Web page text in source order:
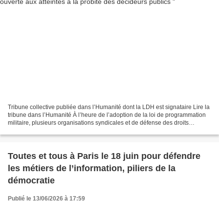
Tribune collective publiée dans l’Humanité dont la LDH est signataire Lire la
tribune dans l’Humanité À l’heure de l’adoption de la loi de programmation
militaire, plusieurs organisations syndicales et de défense des droits
Toutes et tous à Paris le 18 juin pour défendre
les métiers de l’information, piliers de la
démocratie
Publié le 13/06/2026 à 17:59